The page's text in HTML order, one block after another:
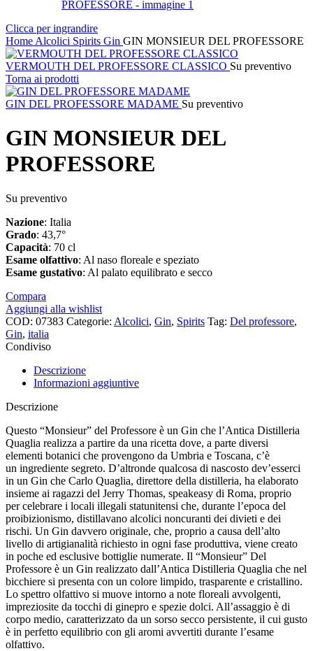
Clicca per ingrandire
Home Alcolici Spirits Gin GIN MONSIEUR DEL PROFESSORE
VERMOUTH DEL PROFESSORE CLASSICO Su preventivo
Torna ai prodotti
GIN DEL PROFESSORE MADAME Su preventivo
GIN MONSIEUR DEL
PROFESSORE
Su preventivo
Nazione: Italia
Grado: 43,7°
Capacità: 70 cl
Esame olfattivo: Al naso floreale e speziato
Esame gustativo: Al palato equilibrato e secco
Compara
Aggiungi alla wishlist
COD: 07383 Categorie: Alcolici, Gin, Spirits Tag: Del professore,
Gin, italia
Condiviso
Descrizione
Informazioni aggiuntive
Descrizione
Questo “Monsieur” del Professore è un Gin che l’Antica Distilleria
Quaglia realizza a partire da una ricetta dove, a parte diversi
elementi botanici che provengono da Umbria e Toscana, c’è
un ingrediente segreto. D’altronde qualcosa di nascosto dev’esserci
in un Gin che Carlo Quaglia, direttore della distilleria, ha elaborato
insieme ai ragazzi del Jerry Thomas, speakeasy di Roma, proprio
per celebrare i locali illegali statunitensi che, durante l’epoca del
proibizionismo, distillavano alcolici noncuranti dei divieti e dei
rischi. Un Gin davvero originale, che, proprio a causa dell’alto
livello di artigianalità richiesto in ogni fase produttiva, viene creato
in poche ed esclusive bottiglie numerate. Il “Monsieur” Del
Professore è un Gin realizzato dall’Antica Distilleria Quaglia che nel
bicchiere si presenta con un colore limpido, trasparente e cristallino.
Lo spettro olfattivo si muove intorno a note floreali avvolgenti,
impreziosite da tocchi di ginepro e spezie dolci. All’assaggio è di
corpo medio, caratterizzato da un sorso secco persistente, il cui gusto
è in perfetto equilibrio con gli aromi avvertiti durante l’esame
olfattivo.